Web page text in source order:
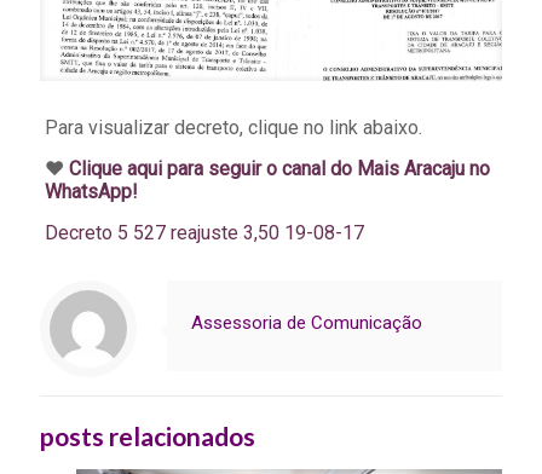
Para visualizar decreto, clique no link abaixo.
♥️ Clique aqui para seguir o canal do Mais Aracaju no
WhatsApp!
Decreto 5 527 reajuste 3,50 19-08-17
Assessoria de Comunicação
posts relacionados